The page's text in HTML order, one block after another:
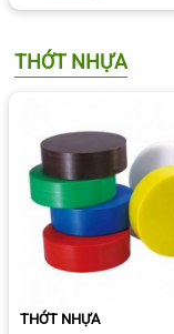
THỚT NHỰA
THỚT NHỰA